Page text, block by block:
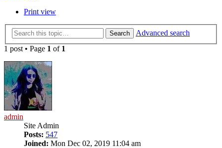
Print view
Search
Advanced search
1 post • Page 1 of 1
admin
Site Admin
Posts: 547
Joined: Mon Dec 02, 2019 11:04 am